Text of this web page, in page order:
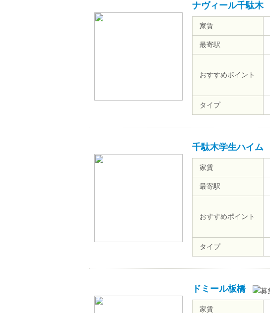
ナヴィール千駄木
家賃
最寄駅
おすすめポイント
タイプ
千駄木学生ハイム
家賃
最寄駅
おすすめポイント
タイプ
ドミール板橋
家賃